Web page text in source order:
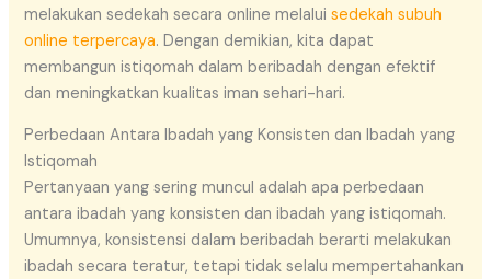
melakukan sedekah secara online melaluisedekah subuh
online terpercaya. Dengan demikian, kita dapat
membangun istiqomah dalam beribadah dengan efektif
dan meningkatkan kualitas iman sehari-hari.
Perbedaan Antara Ibadah yang Konsisten dan Ibadah yang
Istiqomah
Pertanyaan yang sering muncul adalah apa perbedaan
antara ibadah yang konsisten dan ibadah yang istiqomah.
Umumnya, konsistensi dalam beribadah berarti melakukan
ibadah secara teratur, tetapi tidak selalu mempertahankan